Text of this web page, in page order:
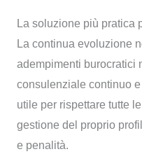
La soluzione più pratica
La continua evoluzione
adempimenti burocratici
consulenziale continuo
utile per rispettare tutte
gestione del proprio
e penalità.